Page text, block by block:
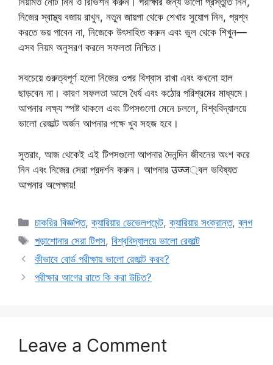
নিজের স্বাস্থ্য বজায় রাখুন, নতুন জায়গা থেকে শেখার সুযোগ নিন, প্রশ্ন
করতে ভয় পাবেন না, নিজেকে উৎসাহিত করুন এবং ভুল থেকে শিখুন—
এসব নিয়ম অনুসরণ করলে সফলতা নিশ্চিত।
সবচেয়ে গুরুত্বপূর্ণ হলো নিজের ওপর বিশ্বাস রাখা এবং কখনো হাল
ছাড়বেন না। কারণ সফলতা আসে ধৈর্য এবং কঠোর পরিশ্রমের মাধ্যমে।
আপনার লক্ষ্য স্পষ্ট থাকলে এবং টিপসগুলো মেনে চললে, বিশ্ববিদ্যালয়ে
ভালো রেজাল্ট অর্জন আপনার পক্ষে খুব সহজ হবে।
সুতরাং, আজ থেকেই এই টিপসগুলো আপনার দৈনন্দিন জীবনের অংশ করে
নিন এবং নিজের সেরা প্রদর্শন করুন। আপনার उज्ज্বল ভবিষ্যত
আপনার অপেক্ষায়!
Categories
চাকরির বিজ্ঞপ্তি,ক্যারিয়ার ডেভেলপমেন্ট,ক্যারিয়ার সংক্রান্ত,ব্লগ
Tags
পড়াশোনার সেরা টিপস,বিশ্ববিদ্যালয়ে ভালো রেজাল্ট
কীভাবে বোর্ড পরীক্ষায় ভালো রেজাল্ট করব?
পরীক্ষার আগের রাতে কি করা উচিত?
Leave a Comment